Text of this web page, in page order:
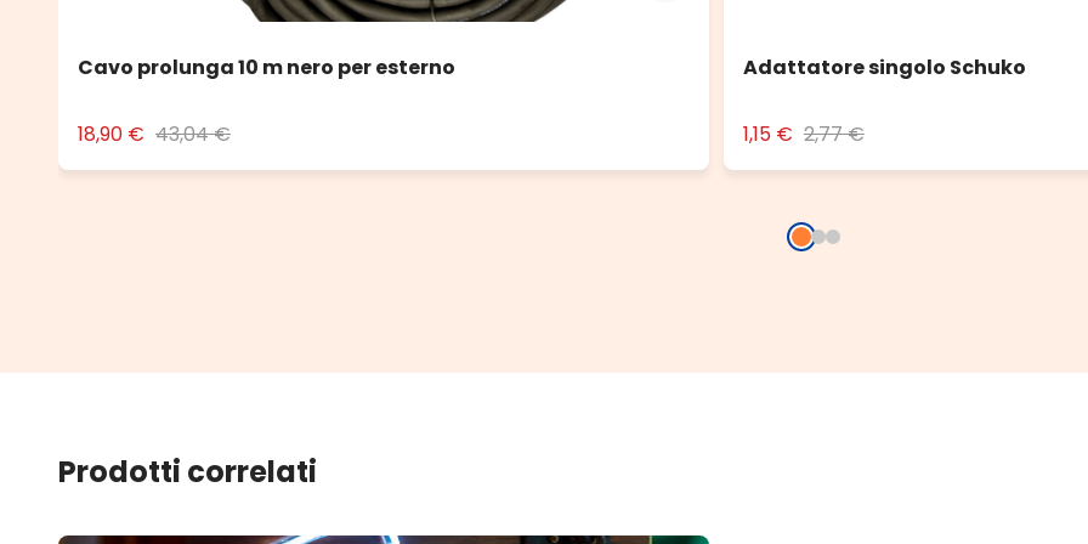
Cavo prolunga 10 m nero per esterno
18,90 € 43,04 €
Adattatore singolo Schuko
1,15 € 2,77 €
Prodotti correlati